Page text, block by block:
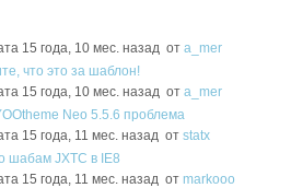
15 года, 10 мес. назад от a_mer
что это за шаблон!
15 года, 10 мес. назад от a_mer
Neo 5.5.6 проблема
15 года, 11 мес. назад от statx
шабам JXTC в IE8
15 года, 11 мес. назад от markooo